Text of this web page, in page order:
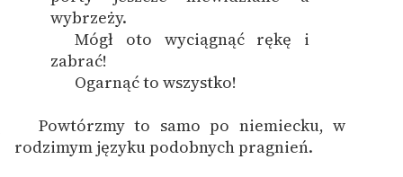
wybrzeży.
Mógł oto wyciągnąć rękę i
zabrać!
Ogarnąć to wszystko!
Powtórzmy to samo po niemiecku, w
rodzimym języku podobnych pragnień.